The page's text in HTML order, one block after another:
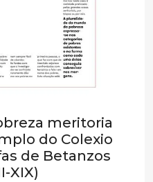
meritoria
do Colexio
de Betanzos
XIX)